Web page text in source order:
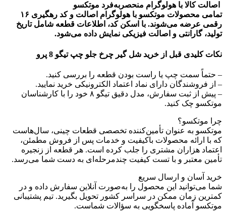
اصالت کالا با هولوگرام منحصر‌به‌فرد موتکسو
تمامی محصولات موتکسو با هولوگرام اصالت و کد رهگیری ۱۶
رقمی عرضه می‌شوند. با اسکن کد، اطلاعات قطعه شامل تاریخ
تولید، گارانتی و اصالت فیزیکی نمایش داده می‌شود.
نکات کلیدی قبل از خرید شل گیر چرخ جلو چپ تیگو 8 پرو
– حتماً سمت چپ یا راست بودن قطعه را بررسی کنید.
– از فروشندگان دارای نماد اعتماد الکترونیکی خرید نمایید.
– پیش از ثبت سفارش، مدل دقیق تیگو ۸ خود را با کارشناسان
موتکسو چک کنید.
چرا موتکسو؟
موتکسو به عنوان تأمین‌کننده تخصصی قطعات چینی، سال‌هاست
که با ارائه محصولات باکیفیت و خدمات پس از فروش مطمئن،
اعتماد هزاران مشتری را جلب کرده است. هر قطعه از زنجیره
تأمین معتبر و با تست کیفیت چندمرحله‌ای به دست شما می‌رسد.
خرید آسان و ارسال سریع
شما می‌توانید این محصول را به‌صورت آنلاین سفارش داده و در
کمترین زمان ممکن در سراسر کشور تحویل بگیرید. تیم پشتیبانی
موتکسو آماده پاسخگویی به سؤالات شماست.